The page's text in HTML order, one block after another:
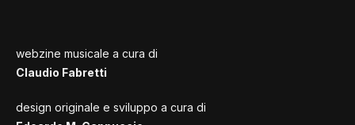
webzine musicale a cura di
Claudio Fabretti
design originale e sviluppo a cura di